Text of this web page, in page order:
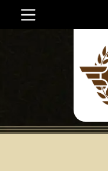
Zum Hauptinhalt springen